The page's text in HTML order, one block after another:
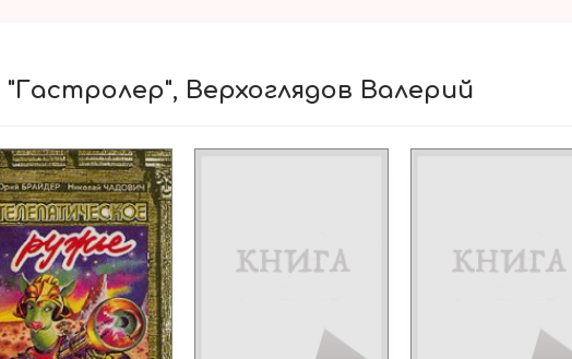
Верхоглядов Валерий